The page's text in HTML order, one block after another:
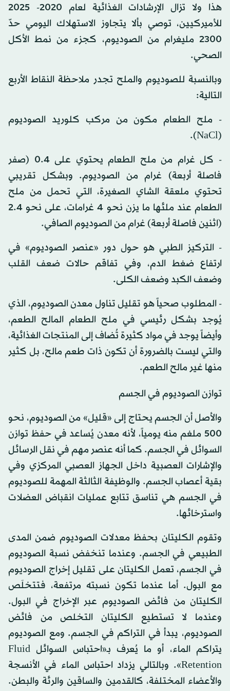
هذا ولا تزال الإرشادات الغذائية لعام 2020- 2025
للأميركيين، توصي بألا يتجاوز الاستهلاك اليومي حدّ
2300 مليغرام من الصوديوم، كجزء من نمط الأكل
الصحي.
وبالنسبة للصوديوم والملح تجدر ملاحظة النقاط الأربع
التالية:
- ملح الطعام مكون من مركب كلوريد الصوديوم
(NaCl).
- كل غرام من ملح الطعام يحتوي على 0.4 (صفر
فاصلة أربعة) غرام من الصوديوم. وبشكل تقريبي
تحتوي ملعقة الشاي الصغيرة، التي تحمل من ملح
الطعام عند ملئها ما يزن نحو 4 غرامات، على نحو 2.4
(اثنين فاصلة أربعة) غرام من الصوديوم الصافي.
- التركيز الطبي هو حول دور «عنصر الصوديوم» في
ارتفاع ضغط الدم، وفي تفاقم حالات ضعف القلب
وضعف الكبد وضعف الكلى.
- المطلوب صحياً هو تقليل تناول معدن الصوديوم، الذي
يُوجد بشكل رئيسي في ملح الطعام المالح الطعم،
وأيضاً يوجد في مواد كثيرة تُضاف إلى المنتجات الغذائية،
والتي ليست بالضرورة أن تكون ذات طعم مالح، بل كثير
منها غير مالح الطعم.
توازن الصوديوم في الجسم
والأصل أن الجسم يحتاج إلى «قليل» من الصوديوم، نحو
500 ملغم منه يومياً، لأنه معدن يُساعد في حفظ توازن
السوائل في الجسم. كما أنه عنصر مهم في نقل الرسائل
والإشارات العصبية داخل الجهاز العصبي المركزي وفي
بقية أعصاب الجسم. والوظيفة الثالثة المهمة للصوديوم
في الجسم هي تناسق تتابع عمليات انقباض العضلات
واسترخائها.
وتقوم الكليتان بحفظ معدلات الصوديوم ضمن المدى
الطبيعي في الجسم. وعندما تنخفض نسبة الصوديوم
في الجسم، تعمل الكليتان على تقليل إخراج الصوديوم
مع البول. أما عندما تكون نسبته مرتفعة، فتتخلَص
الكليتان من فائض الصوديوم عبر الإخراج في البول.
وعندما لا تستطيع الكليتان التخلص من فائض
الصوديوم، يبدأ في التراكم في الجسم. ومع الصوديوم
يتراكم الماء، أو ما يُعرف بـ«احتباس السوائل Fluid
Retention». وبالتالي يزداد احتباس الماء في الأنسجة
والأعضاء المختلفة، كالقدمين والساقين والرئة والبطن.